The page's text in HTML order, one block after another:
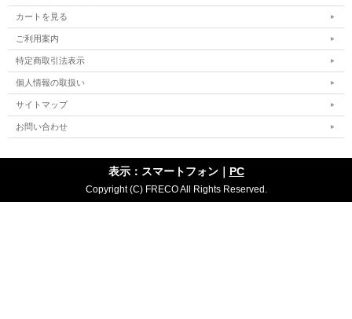
カートを見る
ご利用案内
特定商取引法表示
個人情報の取扱い
サイトマップ
お問い合わせ
表示：スマートフォン｜ PC
Copyright (C) FRECO All Rights Reserved.